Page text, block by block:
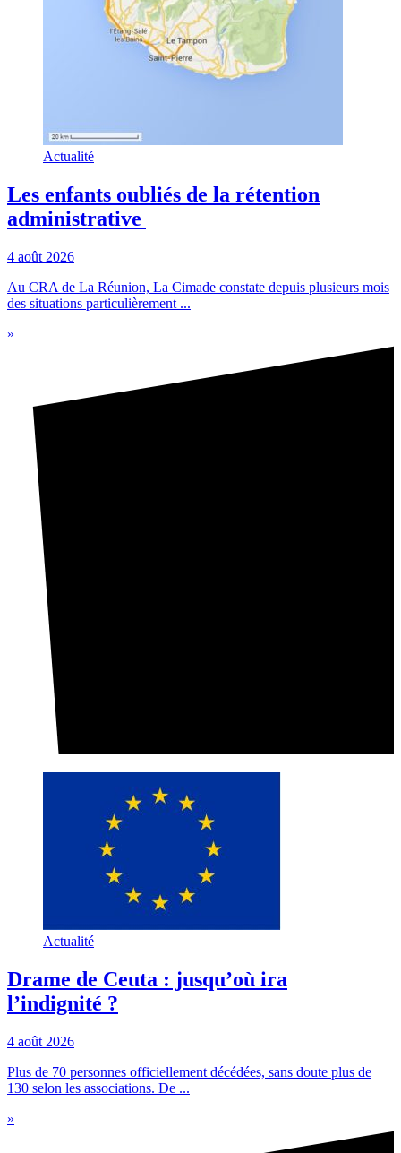
Actualité
Les enfants oubliés de la rétention
administrative
4 août 2026
Au CRA de La Réunion, La Cimade constate depuis plusieurs mois
des situations particulièrement ...
»
Actualité
Drame de Ceuta : jusqu’où ira
l’indignité ?
4 août 2026
Plus de 70 personnes officiellement décédées, sans doute plus de
130 selon les associations. De ...
»